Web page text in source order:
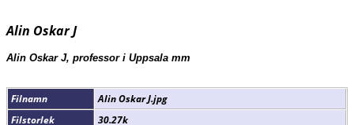
Alin Oskar J
Alin Oskar J, professor i Uppsala mm
Filnamn
Alin Oskar J.jpg
Filstorlek
30.27k